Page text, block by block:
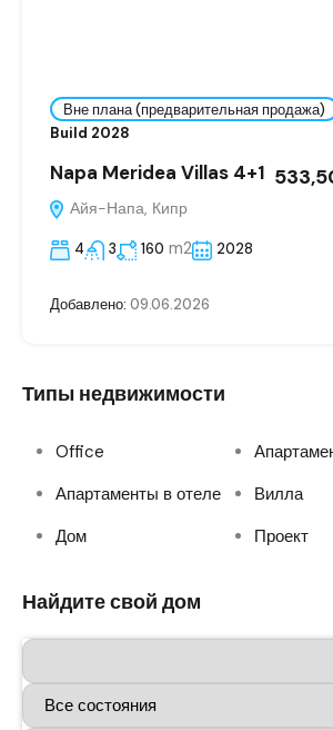
Вне плана (предварительная продажа)
Build 2028
Napa Meridea Villas 4+1
Айя-Напа, Кипр
4 3 160 m2 2028
Добавлено: 09.06.2026
Типы недвижимости
Office
Апартаменты в отеле
Вилла
Дом
Проект
Найдите свой дом